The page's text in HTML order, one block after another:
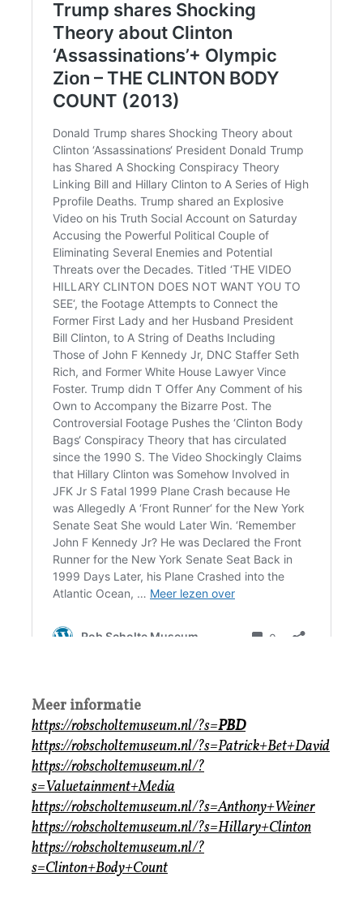
Meer informatie
https://robscholtemuseum.nl/?s=PBD
https://robscholtemuseum.nl/?s=Patrick+Bet+David
https://robscholtemuseum.nl/?
s=Valuetainment+Media
https://robscholtemuseum.nl/?s=Anthony+Weiner
https://robscholtemuseum.nl/?s=Hillary+Clinton
https://robscholtemuseum.nl/?
s=Clinton+Body+Count